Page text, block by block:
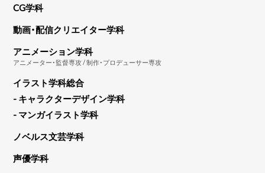
CG学科
動画・配信クリエイター学科
アニメーション学科
アニメーター・監督専攻 / 制作・プロデューサー専攻
イラスト学科総合
- キャラクターデザイン学科
- マンガイラスト学科
ノベルス文芸学科
声優学科